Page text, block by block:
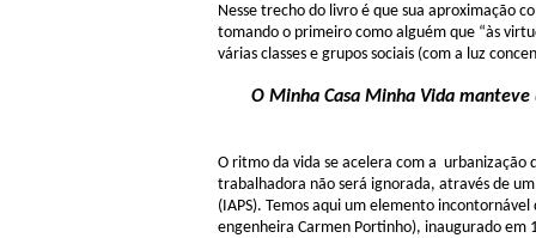
Nesse trecho do livro é que sua aproximação
tomando o primeiro como alguém que “às
várias classes e grupos sociais (com a luz
O Minha Casa Minha Vida
O ritmo da vida se acelera com a urbanização
trabalhadora não será ignorada, através de
(IAPS). Temos aqui um elemento
engenheira Carmen Portinho), inaugurado